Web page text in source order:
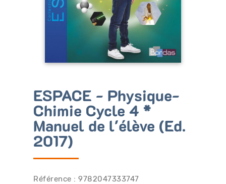
Bénéficiez de tarifs préférentiels
Téléchargez des ressources gratuites
Recevez des informations sur nos nouveautés
ESPACE - Physique-
Chimie Cycle 4 *
Manuel de l'élève (Ed.
2017)
Référence : 9782047333747